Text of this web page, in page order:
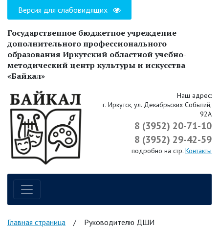
Версия для слабовидящих
Государственное бюджетное учреждение
дополнительного профессионального
образования Иркутский областной учебно-
методический центр культуры и искусства
«Байкал»
Наш адрес:
г. Иркутск, ул. Декабрьских Событий,
92А
8 (3952) 20-71-10
8 (3952) 29-42-59
подробно на стр. Контакты
Навигация по сайту
Главная страница / Руководителю ДШИ